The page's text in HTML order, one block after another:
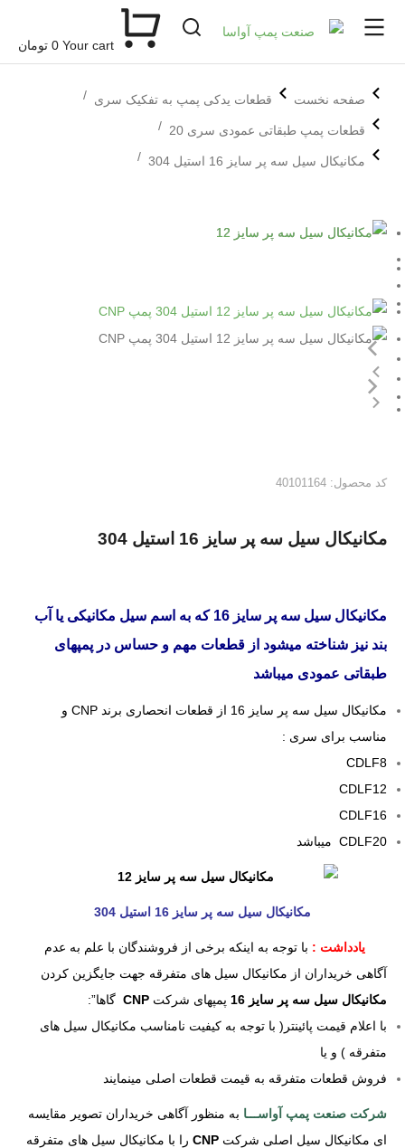
Your cart
0 تومان
مکان شما:
صفحه نخست قطعات یدکی پمپ به تفکیک سری
قطعات پمپ طبقاتی عمودی سری 20
مکانیکال سیل سه پر سایز 16 استیل 304
کد محصول: 40101164
مکانیکال سیل سه پر سایز 16 استیل 304
مکانیکال سیل سه پر سایز 16 که به اسم سیل مکانیکی یا آب
بند نیز شناخته میشود از قطعات مهم و حساس در پمپهای
طبقاتی عمودی میباشد
مکانیکال سیل سه پر سایز 16 از قطعات انحصاری برند CNP و
مناسب برای سری :
CDLF8
CDLF12
CDLF16
CDLF20 میباشد
مکانیکال سیل سه پر سایز 16 استیل 304
یادداشت : با توجه به اینکه برخی از فروشندگان با علم به عدم
آگاهی خریداران از مکانیکال سیل های متفرقه جهت جایگزین کردن
مکانیکال سیل سه پر سایز 16
پمپهای شرکت CNP گاها”:
با اعلام قیمت پائینتر( با توجه به کیفیت نامناسب مکانیکال سیل های
متفرقه ) و یا
فروش قطعات متفرقه به قیمت قطعات اصلی مینمایند
شرکت صنعت پمپ آواســـا به منظور آگاهی خریداران تصویر مقایسه
ای مکانیکال سیل اصلی شرکت CNP را با مکانیکال سیل های متفرقه